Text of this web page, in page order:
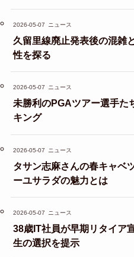
2026-05-07 ニュース
久留里線廃止発表後の混雑
性を探る
2026-05-07 ニュース
未勝利のPGAツアー選手た
キング
2026-05-07 ニュース
タサン志麻さんの春キャベ
ーユサラダの魅力とは
2026-05-07 ニュース
38歳IT社員が早期リタイア
生の選択を提示